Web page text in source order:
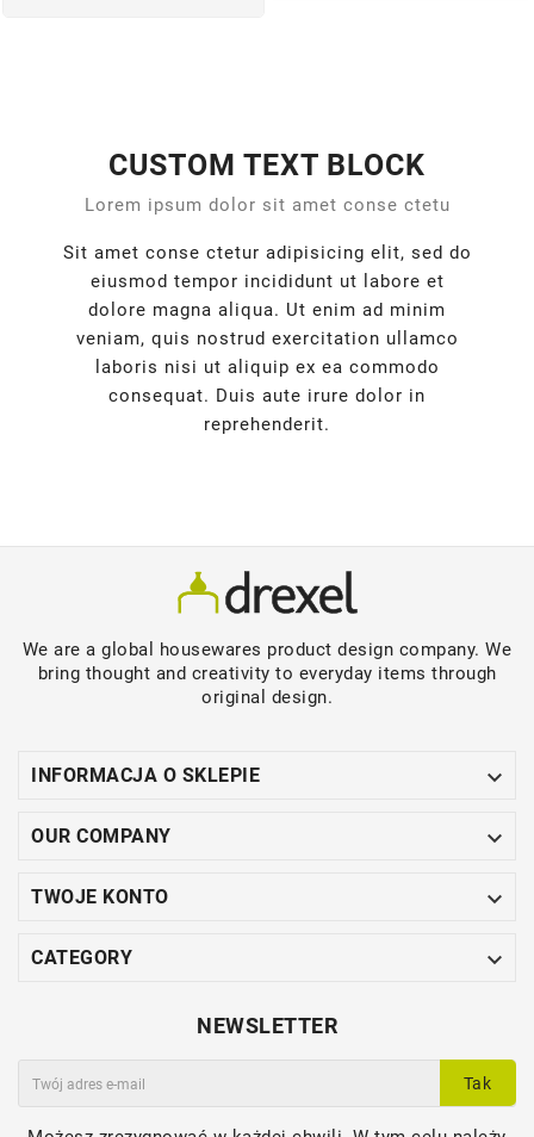
CUSTOM TEXT BLOCK
Lorem ipsum dolor sit amet conse ctetu
Sit amet conse ctetur adipisicing elit, sed do
eiusmod tempor incididunt ut labore et
dolore magna aliqua. Ut enim ad minim
veniam, quis nostrud exercitation ullamco
laboris nisi ut aliquip ex ea commodo
consequat. Duis aute irure dolor in
reprehenderit.
We are a global housewares product design company. We
bring thought and creativity to everyday items through
original design.
INFORMACJA O SKLEPIE 
OUR COMPANY 
TWOJE KONTO 
CATEGORY 
NEWSLETTER
Tak